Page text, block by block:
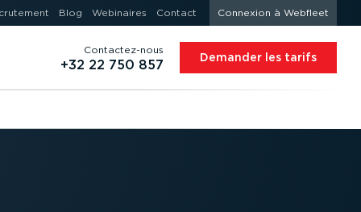
Blog Webinaires Contact Connexion à Webfleet
Contac­tez-nous
+32 22 750 857 Demander les tarifs